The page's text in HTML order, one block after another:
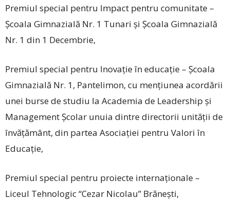
Premiul special pentru Impact pentru comunitate –
Școala Gimnazială Nr. 1 Tunari și Școala Gimnazială
Nr. 1 din 1 Decembrie,
Premiul special pentru Inovație în educație – Școala
Gimnazială Nr. 1, Pantelimon, cu mențiunea acordării
unei burse de studiu la Academia de Leadership și
Management Școlar unuia dintre directorii unității de
învățământ, din partea Asociației pentru Valori în
Educație,
Premiul special pentru proiecte internaționale –
Liceul Tehnologic “Cezar Nicolau” Brănești,